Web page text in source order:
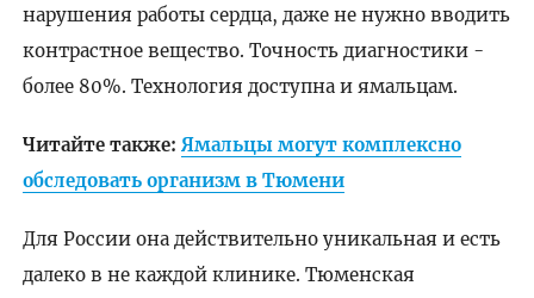
нарушения работы сердца, даже не нужно вводить
контрастное вещество. Точность диагностики -
более 80%. Технология доступна и ямальцам.
Читайте также: Ямальцы могут комплексно
обследовать организм в Тюмени
Для России она действительно уникальная и есть
далеко в не каждой клинике. Тюменская